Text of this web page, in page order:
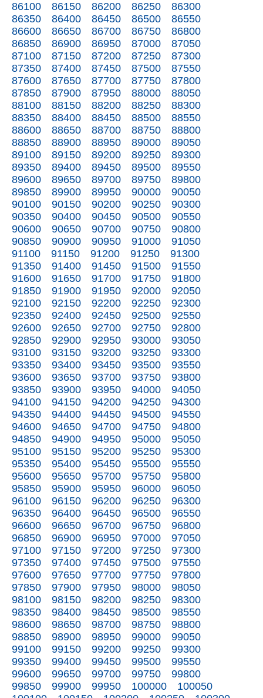
86100
86150 86200 86250
86300
86350
86400 86450 86500
86550
86600
86650 86700 86750
86800
86850
86900 86950 87000
87050
87100
87150 87200 87250
87300
87350
87400 87450 87500
87550
87600
87650 87700 87750
87800
87850
87900 87950 88000
88050
88100
88150 88200 88250
88300
88350
88400 88450 88500
88550
88600
88650 88700 88750
88800
88850
88900 88950 89000
89050
89100
89150 89200 89250
89300
89350
89400 89450 89500
89550
89600
89650 89700 89750
89800
89850
89900 89950 90000
90050
90100
90150 90200 90250
90300
90350
90400 90450 90500
90550
90600
90650 90700 90750
90800
90850
90900 90950 91000
91050
91100
91150 91200 91250
91300
91350
91400 91450 91500
91550
91600
91650 91700 91750
91800
91850
91900 91950 92000
92050
92100
92150 92200 92250
92300
92350
92400 92450 92500
92550
92600
92650 92700 92750
92800
92850
92900 92950 93000
93050
93100
93150 93200 93250
93300
93350
93400 93450 93500
93550
93600
93650 93700 93750
93800
93850
93900 93950 94000
94050
94100
94150 94200 94250
94300
94350
94400 94450 94500
94550
94600
94650 94700 94750
94800
94850
94900 94950 95000
95050
95100
95150 95200 95250
95300
95350
95400 95450 95500
95550
95600
95650 95700 95750
95800
95850
95900 95950 96000
96050
96100
96150 96200 96250
96300
96350
96400 96450 96500
96550
96600
96650 96700 96750
96800
96850
96900 96950 97000
97050
97100
97150 97200 97250
97300
97350
97400 97450 97500
97550
97600
97650 97700 97750
97800
97850
97900 97950 98000
98050
98100
98150 98200 98250
98300
98350
98400 98450 98500
98550
98600
98650 98700 98750
98800
98850
98900 98950 99000
99050
99100
99150 99200 99250
99300
99350
99400 99450 99500
99550
99600
99650 99700 99750
99800
99850
99900 99950 100000
100050